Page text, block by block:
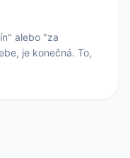
alebo "za
je konečná. To,